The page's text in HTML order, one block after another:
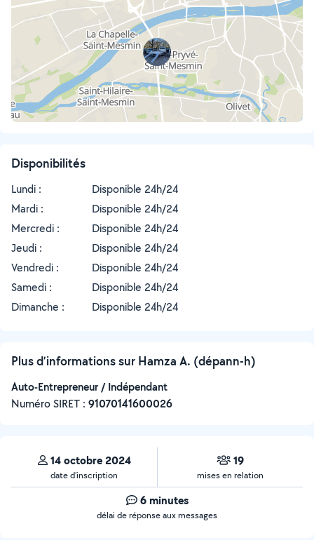
Disponibilités
Lundi :
Disponible 24h/24
Mardi :
Disponible 24h/24
Mercredi :
Disponible 24h/24
Jeudi :
Disponible 24h/24
Vendredi :
Disponible 24h/24
Samedi :
Disponible 24h/24
Dimanche :
Disponible 24h/24
Plus d’informations sur Hamza A. (dépann-h)
Auto-Entrepreneur / Indépendant
Numéro SIRET : ‍91070141600026
14 octobre 2024
date d’inscription
19
mises en relation
6 minutes
délai de réponse aux messages